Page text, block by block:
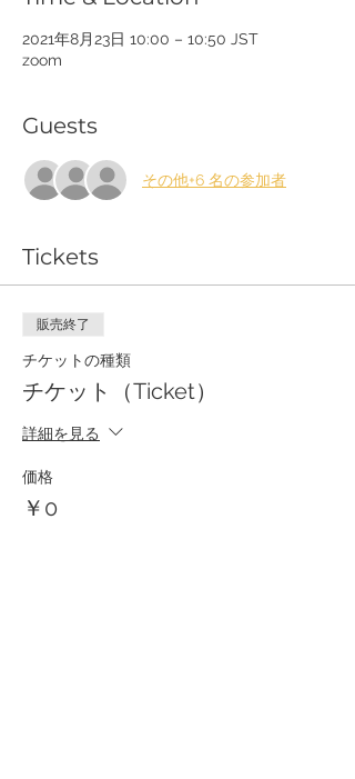
2021年8月23日 10:00 – 10:50 JST
zoom
Guests
その他+6 名の参加者
Tickets
販売終了
チケットの種類
チケット（Ticket）
詳細を見る
価格
￥0